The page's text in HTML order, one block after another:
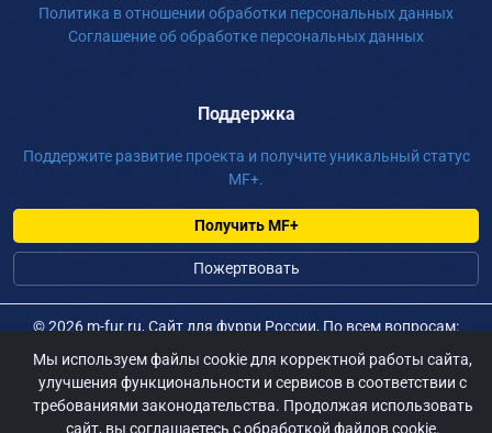
Политика в отношении обработки персональных данных
Соглашение об обработке персональных данных
Поддержка
Поддержите развитие проекта и получите уникальный статус
MF+.
Получить MF+
Пожертвовать
©2026 m-fur.ru, Сайт для фурри России, По всем вопросам:
admin@m-fur.ru
Мы используем файлы cookie для корректной работы сайта,
улучшения функциональности и сервисов в соответствии с
требованиями законодательства. Продолжая использовать
сайт, вы соглашаетесь с обработкой файлов cookie.